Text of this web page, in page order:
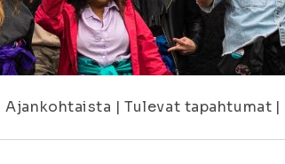
Ajankohtaista | Tulevat tapahtumat |